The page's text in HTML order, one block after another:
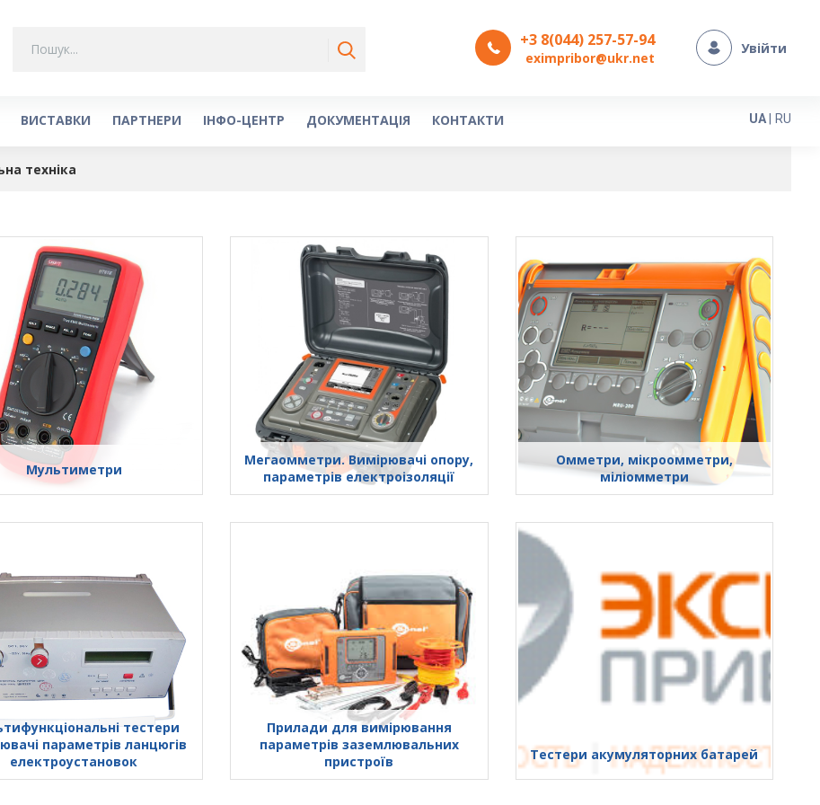
Увійти
+3 8(044) 257-57-94
eximpribor@ukr.net
ВИСТАВКИ ПАРТНЕРИ ІНФО-ЦЕНТР ДОКУМЕНТАЦІЯ КОНТАКТИ Мова
UA RU
техніка
Мультиметри
Мегаомметри. Вимірювачі опору,
параметрів електроізоляції
Омметри, мікроомметри,
міліомметри
тестери
параметрів ланцюгів
електроустановок
Прилади для вимірювання
параметрів заземлювальних
пристроїв
Тестери акумуляторних батарей